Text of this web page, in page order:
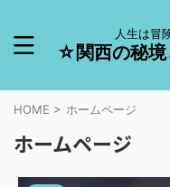
人生は冒
☆関西の秘
HOME > ホームページ
ホームページ